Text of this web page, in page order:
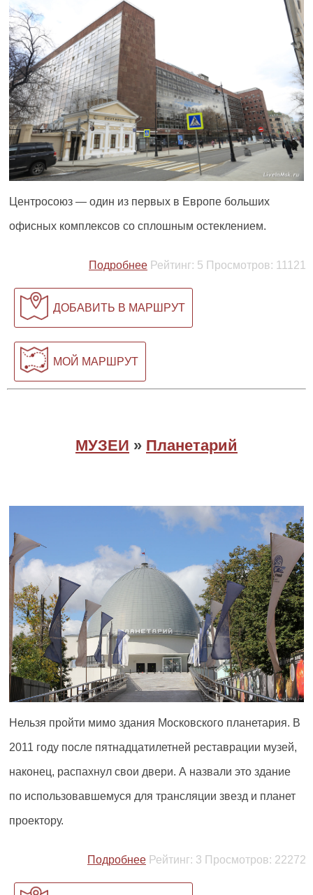
Центросоюз — один из первых в Европе больших
офисных комплексов со сплошным остеклением.
Подробнее Рейтинг: 5 Просмотров: 11121
ДОБАВИТЬ В МАРШРУТ
МОЙ МАРШРУТ
МУЗЕИ » Планетарий
Нельзя пройти мимо здания Московского планетария. В
2011 году после пятнадцатилетней реставрации музей,
наконец, распахнул свои двери. А назвали это здание
по использовавшемуся для трансляции звезд и планет
проектору.
Подробнее Рейтинг: 3 Просмотров: 22272